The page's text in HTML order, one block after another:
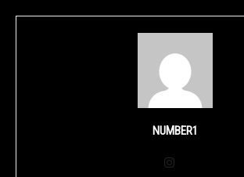
NUMBER1